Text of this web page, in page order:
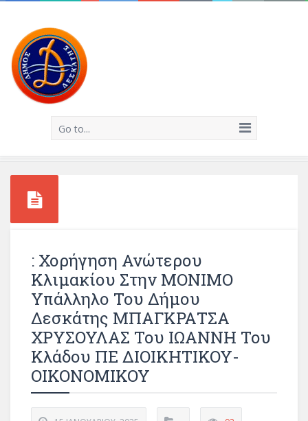
Go to...
: Χορήγηση Ανώτερου
Κλιμακίου Στην ΜΟΝΙΜΟ
Υπάλληλο Του Δήμου
Δεσκάτης ΜΠΑΓΚΡΑΤΣΑ
ΧΡΥΣΟΥΛΑΣ Του ΙΩΑΝΝΗ Του
Κλάδου ΠΕ ΔΙΟΙΚΗΤΙΚΟΥ-
ΟΙΚΟΝΟΜΙΚΟΥ